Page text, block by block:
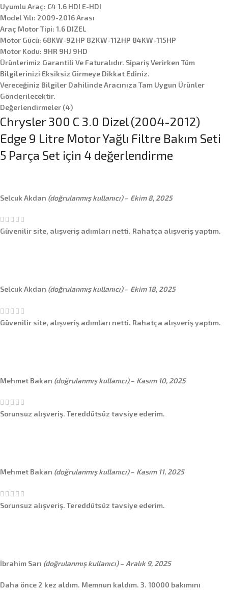
Uyumlu Araç: C4 1.6 HDI E-HDI
Model Yılı: 2009-2016 Arası
Araç Motor Tipi: 1.6 DIZEL
Motor Gücü: 68KW-92HP 82KW-112HP 84KW-115HP
Motor Kodu: 9HR 9HJ 9HD
Ürünlerimiz Garantili Ve Faturalıdır. Sipariş Verirken Tüm
Bilgilerinizi Eksiksiz Girmeye Dikkat Ediniz.
Vereceğiniz Bilgiler Dahilinde Aracınıza Tam Uygun Ürünler
Gönderilecektir.
Değerlendirmeler (4)
Chrysler 300 C 3.0 Dizel (2004-2012)
Edge 9 Litre Motor Yağlı Filtre Bakım Seti
5 Parça Set için 4 değerlendirme
Selcuk Akdan (doğrulanmış kullanıcı) – Ekim 8, 2025
Güvenilir site, alışveriş adımları netti. Rahatça alışveriş yaptım.
Selcuk Akdan (doğrulanmış kullanıcı) – Ekim 18, 2025
Güvenilir site, alışveriş adımları netti. Rahatça alışveriş yaptım.
Mehmet Bakan (doğrulanmış kullanıcı) – Kasım 10, 2025
Sorunsuz alışveriş. Tereddütsüz tavsiye ederim.
Mehmet Bakan (doğrulanmış kullanıcı) – Kasım 11, 2025
Sorunsuz alışveriş. Tereddütsüz tavsiye ederim.
İbrahim Sarı (doğrulanmış kullanıcı) – Aralık 9, 2025
Daha önce 2 kez aldım. Memnun kaldım. 3. 10000 bakımını